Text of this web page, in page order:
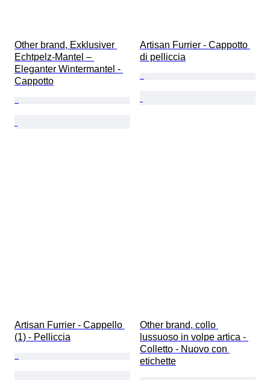
Other brand, Exklusiver
Echtpelz-Mantel –
Eleganter Wintermantel -
Cappotto
Artisan Furrier - Cappotto
di pelliccia
Artisan Furrier - Cappello
(1) - Pelliccia
Other brand, collo
lussuoso in volpe artica -
Colletto - Nuovo con
etichette